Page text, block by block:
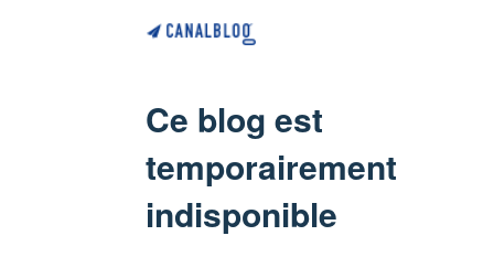
Ce blog est
temporairement
indisponible